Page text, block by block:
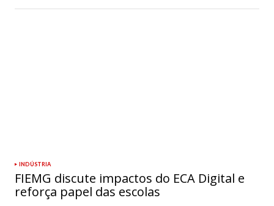
INDÚSTRIA
FIEMG discute impactos do ECA Digital e
reforça papel das escolas